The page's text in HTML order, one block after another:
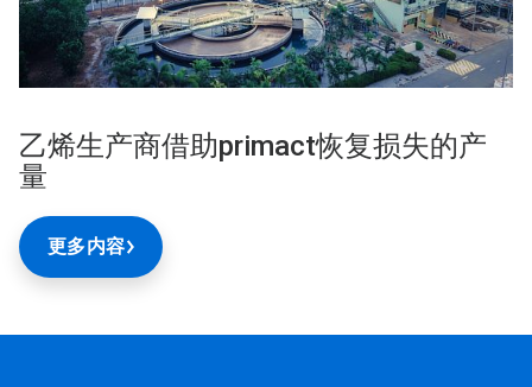
乙烯生产商借助primact恢复损失的产
量
更多内容